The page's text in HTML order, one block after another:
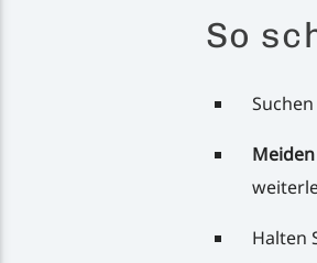
So
Halten